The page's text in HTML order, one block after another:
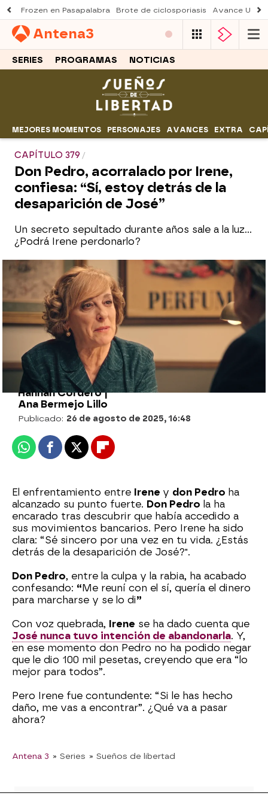
Frozen en Pasapalabra Brote de ciclosporiasis Avance Una
Antena3
SERIES PROGRAMAS NOTICIAS
MEJORES MOMENTOS PERSONAJES AVANCES EXTRA
CAPÍTULO 379
Don Pedro, acorralado por Irene,
confiesa: “Sí, estoy detrás de la
desaparición de José”
Un secreto sepultado durante años sale a la luz...
¿Podrá Irene perdonarlo?
Don Pedro amenaza a José, el padre
biológico de Cristina, ¡le exige que se
marche de la su vida para siempre!
Hannah Cordero |
Ana Bermejo Lillo
Publicado: 26 de agosto de 2025, 16:48
WhatsappFacebook
X Flipboard
El enfrentamiento entre Irene y don Pedro ha
alcanzado su punto fuerte. Don Pedro la ha
encarado tras descubrir que había accedido a
sus movimientos bancarios. Pero Irene ha sido
clara: “Sé sincero por una vez en tu vida. ¿Estás
detrás de la desaparición de José?".
Don Pedro, entre la culpa y la rabia, ha acabado
confesando: “ Me reuní con el sí, quería el dinero
para marcharse y se lo di”
Con voz quebrada, Irene se ha dado cuenta que
José nunca tuvo intención de abandonarla. Y,
en ese momento don Pedro no ha podido negar
que le dio 100 mil pesetas, creyendo que era “lo
mejor para todos”.
Pero Irene fue contundente: “Si le has hecho
daño, me vas a encontrar”. ¿Qué va a pasar
ahora?
Antena 3 » Series » Sueños de libertad